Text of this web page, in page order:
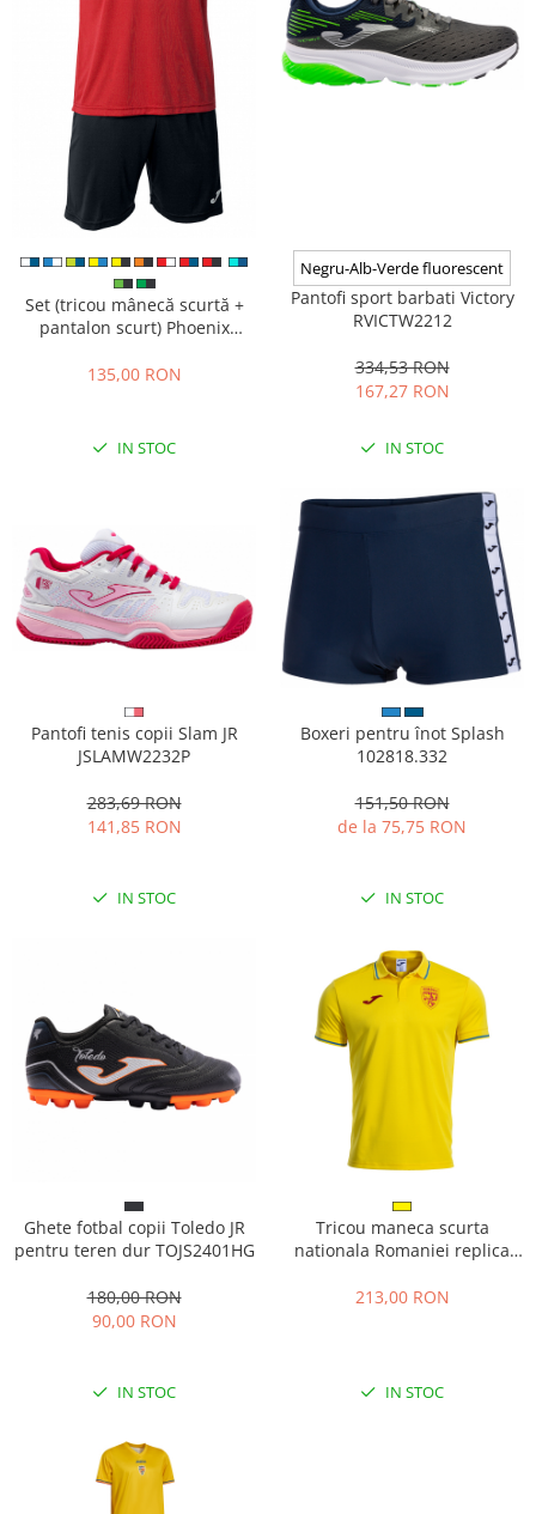
Set (tricou mânecă scurtă +
pantalon scurt) Phoenix
135,00 RON
IN STOC
Negru-Alb-Verde fluorescent
Pantofi sport barbati Victory
RVICTW2212
334,53 RON
167,27 RON
IN STOC
Pantofi tenis copii Slam JR
JSLAMW2232P
283,69 RON
141,85 RON
IN STOC
Boxeri pentru înot Splash
102818.332
151,50 RON
de la 75,75 RON
IN STOC
Ghete fotbal copii Toledo JR
pentru teren dur TOJS2401HG
180,00 RON
90,00 RON
IN STOC
Tricou maneca scurta
nationala Romaniei replica
213,00 RON
IN STOC